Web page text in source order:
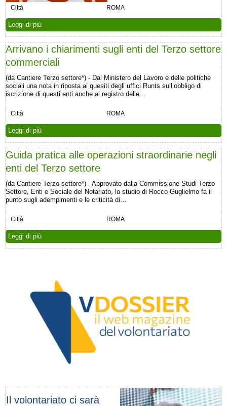
Città ROMA
Leggi di più
Arrivano i chiarimenti sugli enti del Terzo settore
commerciali
(da Cantiere Terzo settore*) - Dal Ministero del Lavoro e delle politiche
sociali una nota in riposta ai quesiti degli uffici Runts sull’obbligo di
iscrizione di questi enti anche al registro delle…
Città ROMA
Leggi di più
Guida pratica alle operazioni straordinarie negli
enti del Terzo settore
(da Cantiere Terzo settore*) - Approvato dalla Commissione Studi Terzo
Settore, Enti e Sociale del Notariato, lo studio di Rocco Guglielmo fa il
punto sugli adempimenti e le criticità di…
Città ROMA
Leggi di più
Il volontariato ci sarà